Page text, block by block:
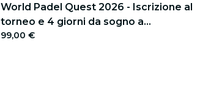
World Padel Quest 2026 - Iscrizione al
torneo e 4 giorni da sogno a
Barcellona
99,00 €